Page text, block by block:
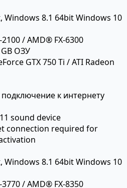
Windows 8.1 64bit Windows 10
/ AMD® FX-6300
ОЗУ
GTX 750 Ti / ATI Radeon
к интернету
sound device
connection required for
Windows 8.1 64bit Windows 10
/ AMD® FX-8350